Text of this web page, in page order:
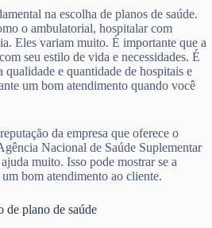
na escolha de planos de saúde.
o ambulatorial, hospitalar com
Eles variam muito. É importante que a
seu estilo de vida e necessidades. É
qualidade e quantidade de hospitais e
um bom atendimento quando você
da empresa que oferece o
Nacional de Saúde Suplementar
muito. Isso pode mostrar se a
bom atendimento ao cliente.
de plano de saúde